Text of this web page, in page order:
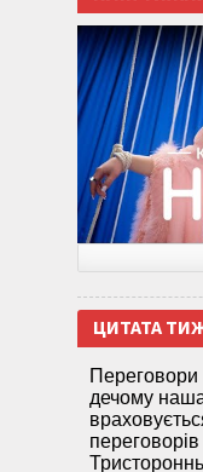
ЦИТАТА
Переговори
дечому